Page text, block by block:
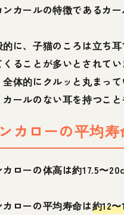
カールの特徴であるカー
的に、子猫のころは立ち
くることが多いとされて
全体的にクルッと丸まっ
ールのない耳を持つこと
カローの平均
ローの体高は約17.5〜
カローの平均寿命は約12